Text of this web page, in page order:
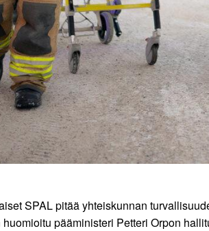
SPAL pitää yhteiskunnan
pääministeri Petteri Orpon